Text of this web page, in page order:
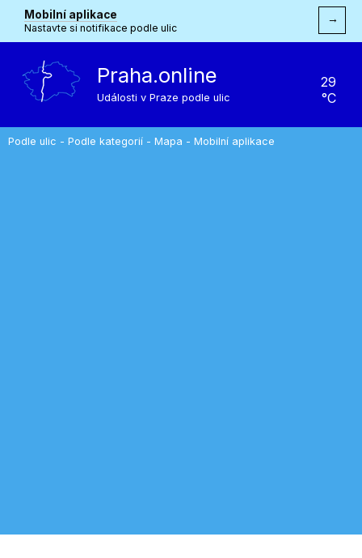
Mobilní aplikace
Nastavte si notifikace podle ulic
→
Praha.online
Události v Praze podle ulic
29
°C
Podle ulic - Podle kategorií - Mapa - Mobilní aplikace